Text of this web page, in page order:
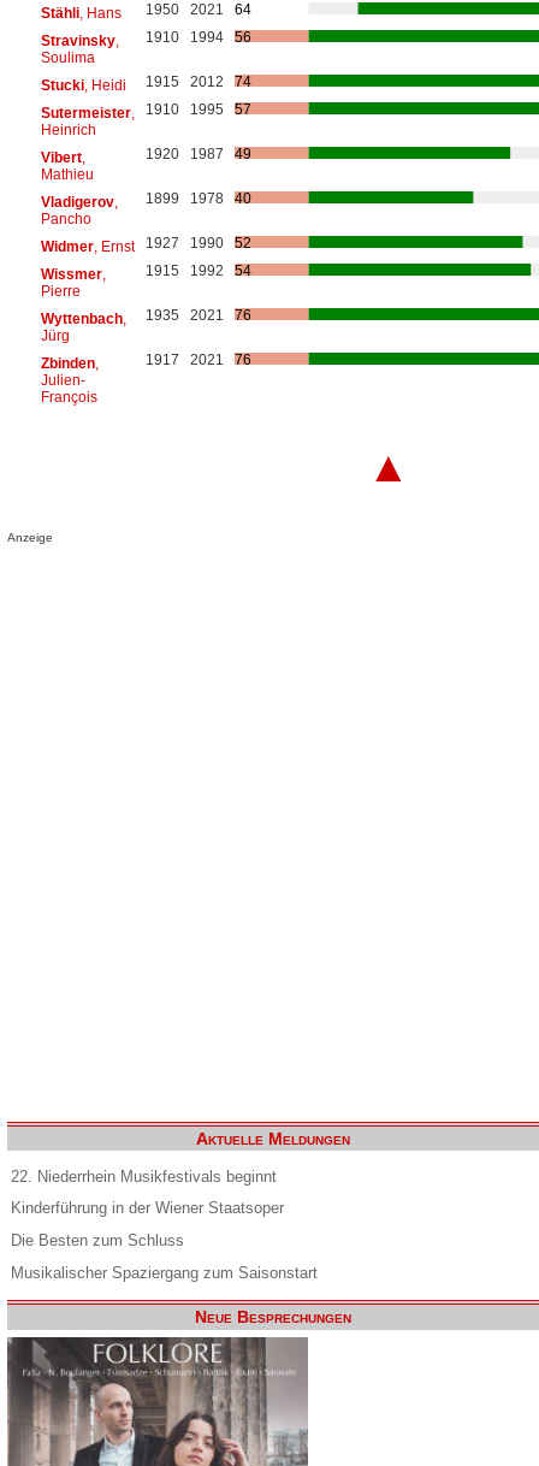
Stähli, Hans 1950 2021
64
Stravinsky,
Soulima
1910 1994 56
Stucki, Heidi 1915 2012
74
Sutermeister,
Heinrich
1910 1995 57
Vibert,
Mathieu
1920 1987 49
Vladigerov,
Pancho
1899 1978 40
Widmer, Ernst 1927 1990
52
Wissmer,
Pierre
1915 1992 54
Wyttenbach,
Jürg
1935 2021 76
Zbinden,
Julien-
François
1917 2021 76
▲
Anzeige
Aktuelle Meldungen
22. Niederrhein Musikfestivals beginnt
Kinderführung in der Wiener Staatsoper
Die Besten zum Schluss
Musikalischer Spaziergang zum Saisonstart
Neue Besprechungen